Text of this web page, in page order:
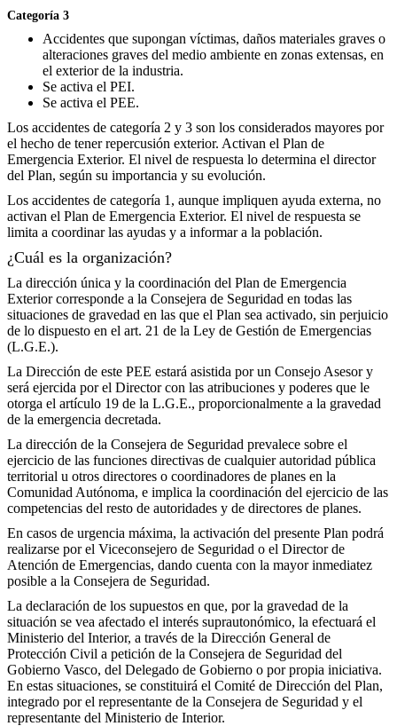
Categoría 3
Accidentes que supongan víctimas, daños materiales graves o
alteraciones graves del medio ambiente en zonas extensas, en
el exterior de la industria.
Se activa el PEI.
Se activa el PEE.
Los accidentes de categoría 2 y 3 son los considerados mayores por
el hecho de tener repercusión exterior. Activan el Plan de
Emergencia Exterior. El nivel de respuesta lo determina el director
del Plan, según su importancia y su evolución.
Los accidentes de categoría 1, aunque impliquen ayuda externa, no
activan el Plan de Emergencia Exterior. El nivel de respuesta se
limita a coordinar las ayudas y a informar a la población.
¿Cuál es la organización?
La dirección única y la coordinación del Plan de Emergencia
Exterior corresponde a la Consejera de Seguridad en todas las
situaciones de gravedad en las que el Plan sea activado, sin perjuicio
de lo dispuesto en el art. 21 de la Ley de Gestión de Emergencias
(L.G.E.).
La Dirección de este PEE estará asistida por un Consejo Asesor y
será ejercida por el Director con las atribuciones y poderes que le
otorga el artículo 19 de la L.G.E., proporcionalmente a la gravedad
de la emergencia decretada.
La dirección de la Consejera de Seguridad prevalece sobre el
ejercicio de las funciones directivas de cualquier autoridad pública
territorial u otros directores o coordinadores de planes en la
Comunidad Autónoma, e implica la coordinación del ejercicio de las
competencias del resto de autoridades y de directores de planes.
En casos de urgencia máxima, la activación del presente Plan podrá
realizarse por el Viceconsejero de Seguridad o el Director de
Atención de Emergencias, dando cuenta con la mayor inmediatez
posible a la Consejera de Seguridad.
La declaración de los supuestos en que, por la gravedad de la
situación se vea afectado el interés suprautonómico, la efectuará el
Ministerio del Interior, a través de la Dirección General de
Protección Civil a petición de la Consejera de Seguridad del
Gobierno Vasco, del Delegado de Gobierno o por propia iniciativa.
En estas situaciones, se constituirá el Comité de Dirección del Plan,
integrado por el representante de la Consejera de Seguridad y el
representante del Ministerio de Interior.